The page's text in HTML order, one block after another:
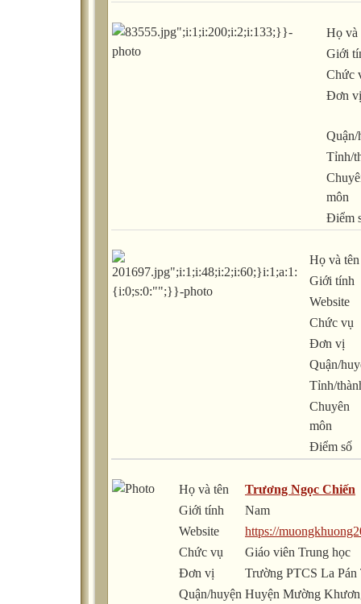
Họ và
Giới
Chức
Đơn vị
Quận/
Tỉnh/
môn
Điểm
Họ và tên
Giới tính
Website
Chức vụ
Đơn vị
Quận/
Tỉnh/
Chuyên
môn
Điểm số
Họ và tên
Trương Ngọc Chiến
Giới tính
Nam
Website
https://
Chức vụ
Giáo viên Trung học
Đơn vị
Trường PTCS La Pán
Quận/huyện Huyện Mường